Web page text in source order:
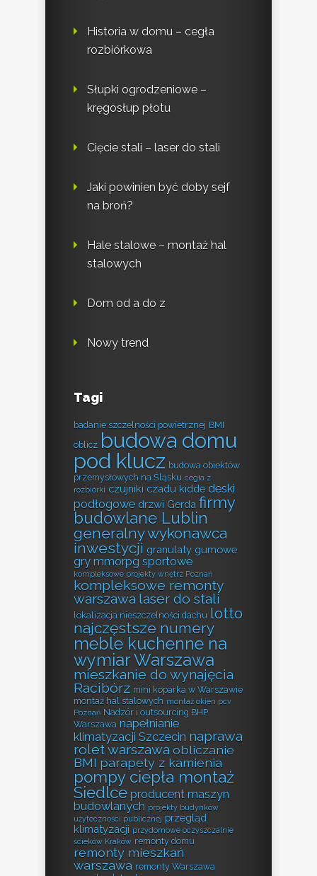
Historia w domu – cegła
rozbiórkowa
Słupki ogrodzeniowe –
kręgosłup płotu
Cięcie stali – laser do stali
Jaki powinien być doby sejf
na broń?
Hale stalowe – montaż hal
stalowych
Dom od a do z
Nowy trend
Tagi
badanie szczelności powietrznej BMI
oblicz budowa domu
pod klucz budowa obiektów
przemysłowych na Śląsku cegła z
rozbiórki czujniki czadu kidde deski
podłogowe drzwi Gerda firmy
budowlane Lublin
generalny wykonawca
inwestycji granulaty gumowe
gry mmorpg sportowe
kompleksowe projekty wnętrz Poznań
kompleksowe remonty
warszawa laser do stali
lokalizacja nieszczelności dachu lotto
najczęstsze numery
meble kuchenne na
wymiar Warszawa
mieszkanie do wynajęcia
Racibórz mini koparka w Warszawie
montaż hal stalowych montaż okien pcv
Poznań Nadzór i outsourcing BHP
Warszawa napełnianie
klimatyzacji Szczecin naprawa
rolet warszawa obliczanie
BMI parapety z kamienia
pompy ciepła montaż
Siedlce producent maszyn
budowlanych projekty budynków
użyteczności publicznej przegląd
klimatyzacji przydomowe oczyszczalnie
ścieków Kraków remonty domu
remonty mieszkań
warszawa remonty Warszawa